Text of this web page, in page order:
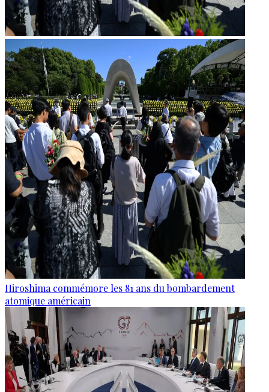
Hiroshima commémore les 81 ans du bombardement
atomique américain